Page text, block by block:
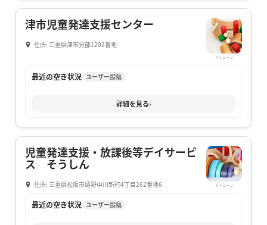
津市児童発達支援センター
住所: 三重県津市分部1203番地
※イメージ
最近の空き状況 ユーザー投稿
詳細を見る›
児童発達支援・放課後等デイサービ
ス そうしん
住所: 三重県松阪市嬉野中川新町4丁目262番地6 ※イメージ
最近の空き状況 ユーザー投稿